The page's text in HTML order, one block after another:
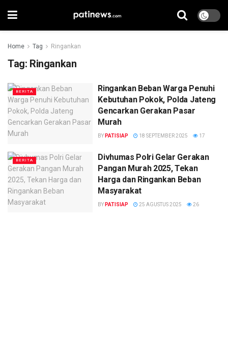
Home Tag Ringankan
Tag: Ringankan
BERITA
Ringankan Beban Warga Penuhi
Kebutuhan Pokok, Polda Jateng
Gencarkan Gerakan Pasar
Murah
BY PATISIAP 18 SEPTEMBER 2025 17
BERITA
Divhumas Polri Gelar Gerakan
Pangan Murah 2025, Tekan
Harga dan Ringankan Beban
Masyarakat
BY PATISIAP 25 AGUSTUS 2025 26